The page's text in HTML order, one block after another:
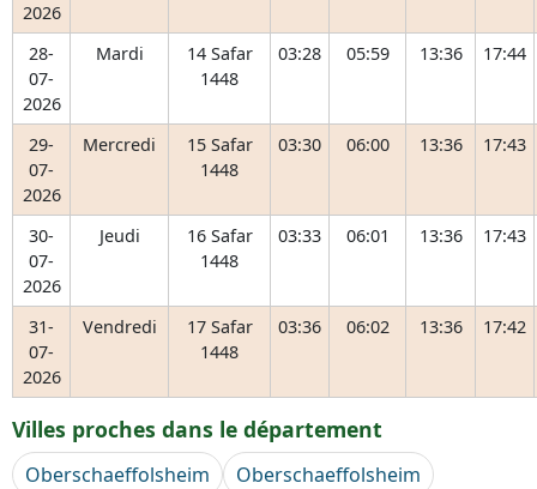
2026
28-
07-
2026
Mardi
14 Safar
1448
03:28 05:59 13:36 17:44
29-
07-
2026
Mercredi
15 Safar
1448
03:30 06:00 13:36 17:43
30-
07-
2026
Jeudi
16 Safar
1448
03:33 06:01 13:36 17:43
31-
07-
2026
Vendredi
17 Safar
1448
03:36 06:02 13:36 17:42
Villes proches dans le département
Oberschaeffolsheim
Oberschaeffolsheim